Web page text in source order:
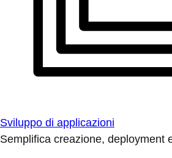
Sviluppo di applicazioni
Semplifica creazione, deployment